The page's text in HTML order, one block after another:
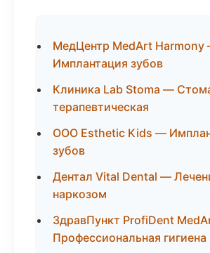
МедЦентр MedArt
Имплантация зубов
Клиника Lab Stoma —
терапевтическая
ООО Esthetic Kids —
зубов
Дентал Vital Dental —
наркозом
ЗдравПункт ProfiDent
Профессиональная гигиена